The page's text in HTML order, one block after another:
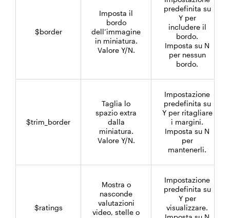
$border
Imposta il
bordo
dell’immagine
in miniatura.
Valore Y/N.
predefinita su
Y per
includere il
bordo.
Imposta su N
per nessun
bordo.
$trim_border
Taglia lo
spazio extra
dalla
miniatura.
Valore Y/N.
Impostazione
predefinita su
Y per ritagliare
i margini.
Imposta su N
per
mantenerli.
$ratings
Mostra o
nasconde
valutazioni
video, stelle o
Impostazione
predefinita su
Y per
visualizzare.